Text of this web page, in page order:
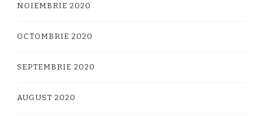
NOIEMBRIE 2020
OCTOMBRIE 2020
SEPTEMBRIE 2020
AUGUST 2020